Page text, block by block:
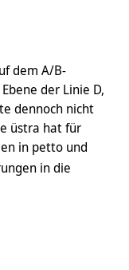
dem A/B-
der Linie D,
dennoch nicht
üstra hat für
in petto und
in die